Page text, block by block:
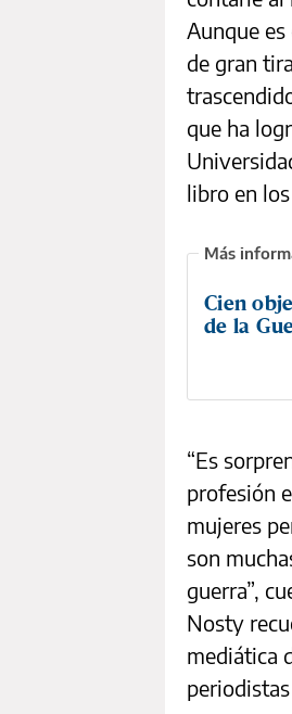
Aunque
de gran
que ha
libro en
Cien
de la
“Es
profesión
mujeres
son
guerra”,
Nosty
mediática